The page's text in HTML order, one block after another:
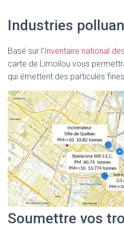
Industries
Basé sur l’Inventaire national
carte de Limoilou vous
qui émettent des particules fines
Soumettre vos